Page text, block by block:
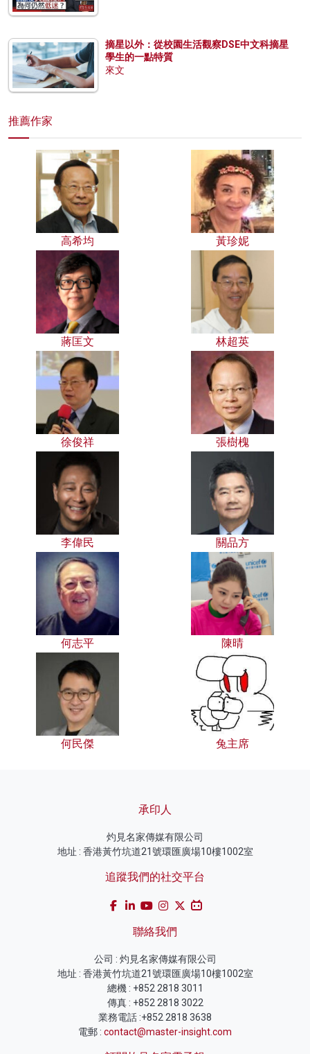
摘星以外：從校園生活觀察DSE中文科摘星
學生的一點特質
來文
推薦作家
高希均 黃珍妮
蔣匡文 林超英
徐俊祥 張樹槐
李偉民 關品方
何志平 陳晴
何民傑 兔主席
承印人
灼見名家傳媒有限公司
地址 : 香港黃竹坑道21號環匯廣場10樓1002室
追蹤我們的社交平台
聯絡我們
公司 : 灼見名家傳媒有限公司
地址 : 香港黃竹坑道21號環匯廣場10樓1002室
總機 : +852 2818 3011
傳真 : +852 2818 3022
業務電話 :+852 2818 3638
電郵 : contact@master-insight.com